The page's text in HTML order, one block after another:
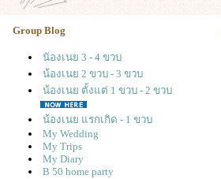
Group Blog
นัองเนย 3 - 4 ขวบ
น้องเนย 2 ขวบ - 3 ขวบ
น้องเนย ตั้งแต่ 1 ขวบ - 2 ขวบ
น้องเนย แรกเกิด - 1 ขวบ
My Wedding
My Trips
My Diary
B 50 home party